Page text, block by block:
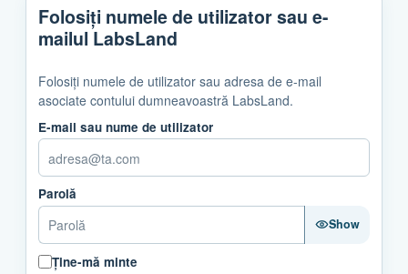
Folosiți numele de utilizator sau e-
mailul LabsLand
Folosiți numele de utilizator sau adresa de e-mail
asociate contului dumneavoastră LabsLand.
E-mail sau nume de utilizator
Parolă
Show
Ține-mă minte